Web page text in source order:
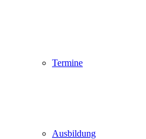
Termine
Ausbildung